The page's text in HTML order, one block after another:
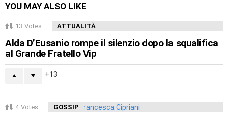
YOU MAY ALSO LIKE
13 Votes ATTUALITÀ
Alda D’Eusanio rompe il silenzio dopo la squalifica
al Grande Fratello Vip
13
4 Votes GOSSIP